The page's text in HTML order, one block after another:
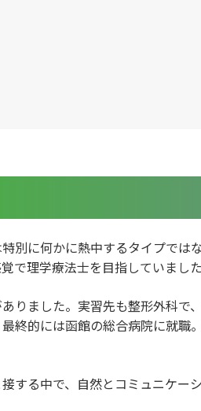
別に何かに熱中するタイプでは
で理学療法士を目指していました
りました。実習先も整形外科で
終的には函館の総合病院に就職
する中で、自然とコミュニケー